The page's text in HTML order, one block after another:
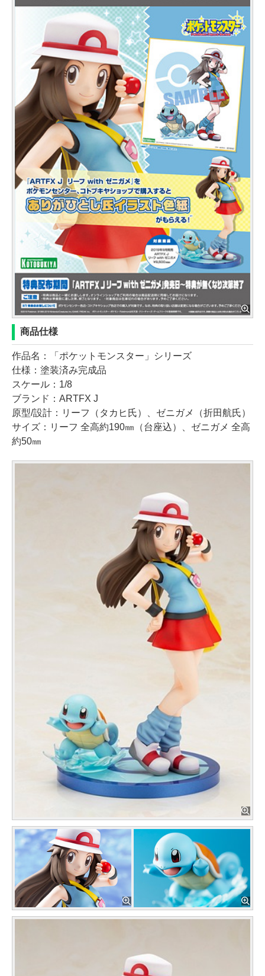
商品仕様
作品名：「ポケットモンスター」シリーズ
仕様：塗装済み完成品
スケール：1/8
ブランド：ARTFX J
原型/設計：リーフ（タカヒ氏）、ゼニガメ（折田航氏）
サイズ：リーフ 全高約190㎜（台座込）、ゼニガメ 全高
約50㎜